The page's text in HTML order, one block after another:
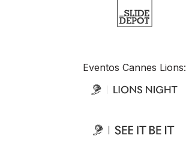
Eventos Cannes Lions: